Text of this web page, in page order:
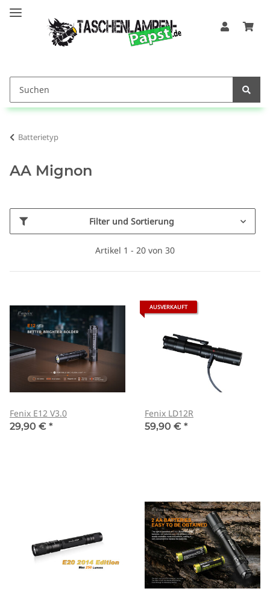
Batterietyp
AA Mignon
Filter und Sortierung
Artikel 1 - 20 von 30
Fenix E12 V3.0
29,90 € *
AUSVERKAUFT
Fenix LD12R
59,90 € *